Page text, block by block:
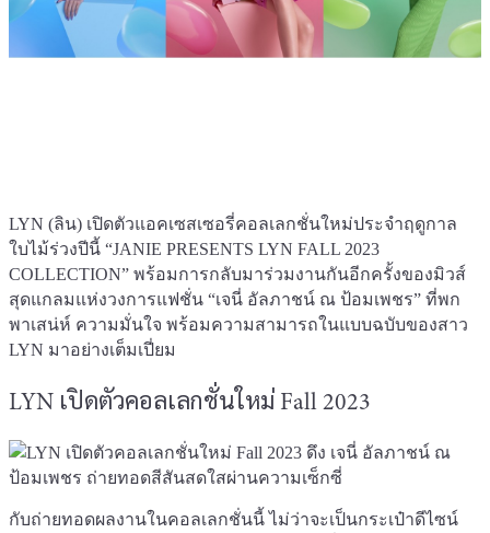
LYN (ลิน) เปิดตัวแอคเซสเซอรี่คอลเลกชั่นใหม่ประจำฤดูกาล
ใบไม้ร่วงปีนี้ “JANIE PRESENTS LYN FALL 2023
COLLECTION” พร้อมการกลับมาร่วมงานกันอีกครั้งของมิวส์
สุดแกลมแห่งวงการแฟชั่น “เจนี่ อัลภาชน์ ณ ป้อมเพชร” ที่พก
พาเสน่ห์ ความมั่นใจ พร้อมความสามารถในแบบฉบับของสาว
LYN มาอย่างเต็มเปี่ยม
LYN เปิดตัวคอลเลกชั่นใหม่ Fall 2023
กับถ่ายทอดผลงานในคอลเลกชั่นนี้ ไม่ว่าจะเป็นกระเป๋าดีไซน์